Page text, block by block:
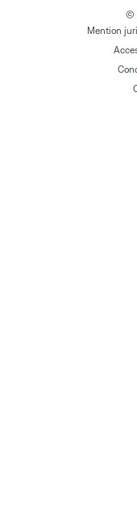
©
Mention